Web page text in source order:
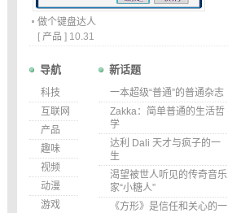
做个键盘达人
[ 产品 ] 10.31
导航
科技
互联网
产品
趣味
视频
动漫
游戏
新话题
一本超级“普通”的普通杂志
Zakka：简单普通的生活哲
学
达利 Dali 天才与疯子的一
生
渴望被世人听见的传奇音乐
家“小糖人”
《方形》是信任和关心的一